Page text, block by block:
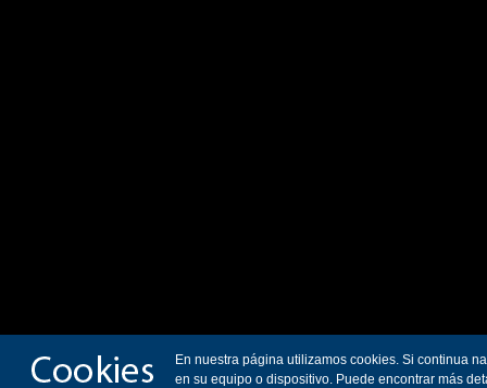
En nuestra página utilizamos cookies. Si continua
en su equipo o dispositivo. Puede encontrar más